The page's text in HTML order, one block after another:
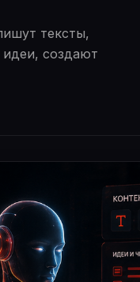
тексты,
создают